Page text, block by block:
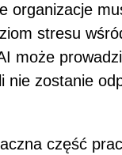
organizacje
stresu
może
nie zostanie
część